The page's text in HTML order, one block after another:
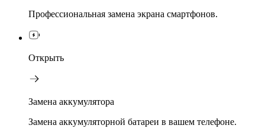
Профессиональная замена экрана смартфонов.
Открыть
Замена аккумулятора
Замена аккумуляторной батареи в вашем телефоне.